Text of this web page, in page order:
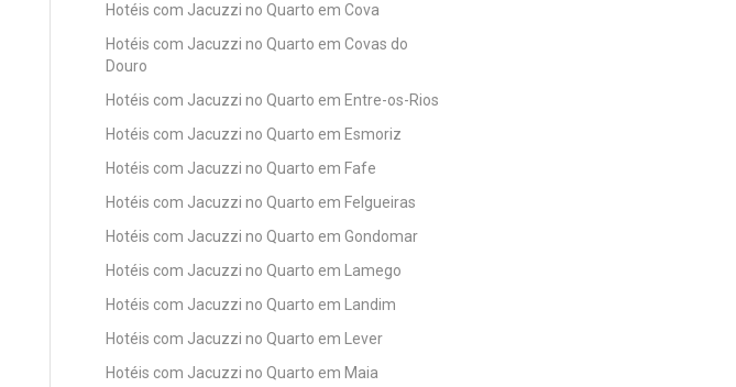
Hotéis com Jacuzzi no Quarto em Cova
Hotéis com Jacuzzi no Quarto em Covas do
Douro
Hotéis com Jacuzzi no Quarto em Entre-os-Rios
Hotéis com Jacuzzi no Quarto em Esmoriz
Hotéis com Jacuzzi no Quarto em Fafe
Hotéis com Jacuzzi no Quarto em Felgueiras
Hotéis com Jacuzzi no Quarto em Gondomar
Hotéis com Jacuzzi no Quarto em Lamego
Hotéis com Jacuzzi no Quarto em Landim
Hotéis com Jacuzzi no Quarto em Lever
Hotéis com Jacuzzi no Quarto em Maia